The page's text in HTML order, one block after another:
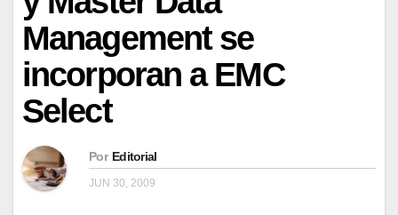
Management se
incorporan a EMC
Select
Por Editorial
JUN 30, 2009